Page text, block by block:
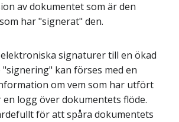
av dokumentet som är den
har "signerat" den.
signaturer till en ökad
kan förses med en
om vem som har utfört
logg över dokumentets flöde.
för att spåra dokumentets